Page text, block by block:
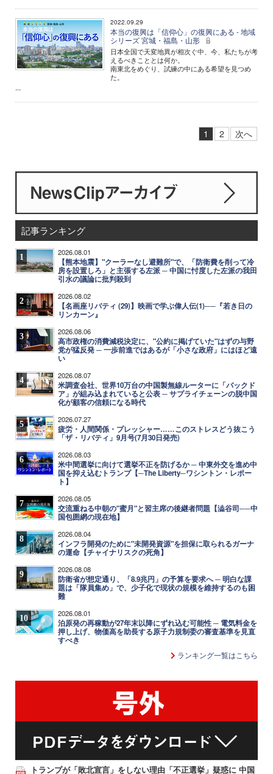
2022.09.29
本当の復興は「信仰心」の復興にある - 地域
シリーズ 宮城・福島・山形
日本全国で天変地異が相次ぐ中、今、私たちが考
えるべきこととは何か。
南東北をめぐり、試練の中にある希望を見つめ
た。
...
1 2 次へ
記事ランキング
1 2026.08.01
【熊本地震】"クーラーなし避難所"で、「防衛費を削って冷
房を設置しろ」と主張する左派 ─ 中国に忖度した左派の我田
引水の議論に批判殺到
2 2026.08.02
【名画座リバティ (29)】映画で学ぶ偉人伝(1)──『若き日の
リンカーン』
3 2026.08.06
高市政権の消費減税決定に、"公約に掲げていた"はずの与野
党が猛反発 ─ 一歩前進ではあるが「小さな政府」にはほど遠
い
4 2026.08.07
米調査会社、世界10万台の中国製無線ルーターに「バックド
ア」が組み込まれていると公表 ─ サプライチェーンの脱中国
化が顧客の信頼になる時代
5 2026.07.27
疲労・人間関係・プレッシャー……このストレスどう抜こう
「ザ・リバティ」9月号(7月30日発売)
6 2026.08.03
米中間選挙に向けて選挙不正を防げるか ─ 中東外交を進め中
国を抑え込むトランプ【─The Liberty─ワシントン・レポー
ト】
7 2026.08.05
交流重ねる中朝の"蜜月"と習主席の後継者問題【澁谷司──中
国包囲網の現在地】
8 2026.08.04
インフラ開発のために"未開発資源"を担保に取られるガーナ
の運命【チャイナリスクの死角】
9 2026.08.08
防衛省が想定通り、「8.9兆円」の予算を要求へ ─ 明白な課
題は「隊員集め」で、少子化で現状の規模を維持するのも困
難
10 2026.08.01
泊原発の再稼動が27年末以降にずれ込む可能性 ─ 電気料金を
押し上げ、物価高を助長する原子力規制委の審査基準を見直
すべき
ランキング一覧はこちら
トランプが「敗北宣言」をしない理由「不正選挙」疑惑に 中国